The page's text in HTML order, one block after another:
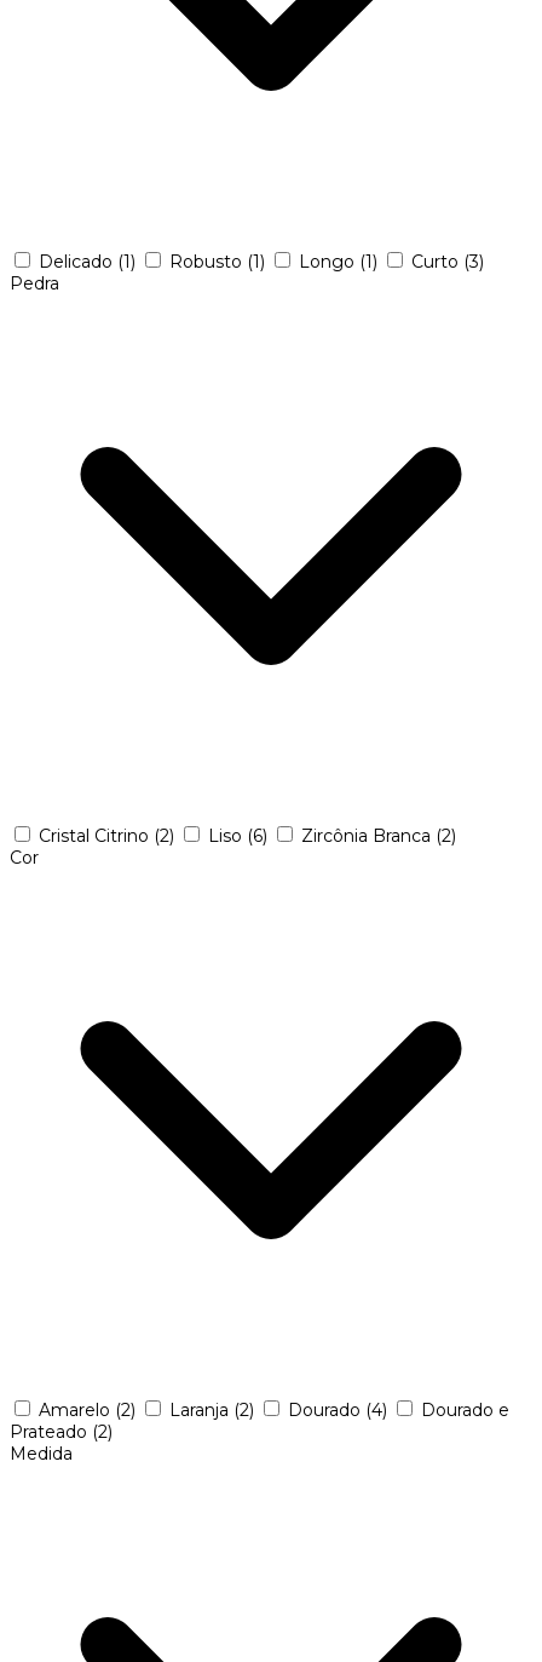
Delicado (1) Robusto (1) Longo (1) Curto (3)
Pedra
Cristal Citrino (2) Liso (6) Zircônia Branca (2)
Cor
Amarelo (2) Laranja (2) Dourado (4)
Dourado e
Prateado (2)
Medida